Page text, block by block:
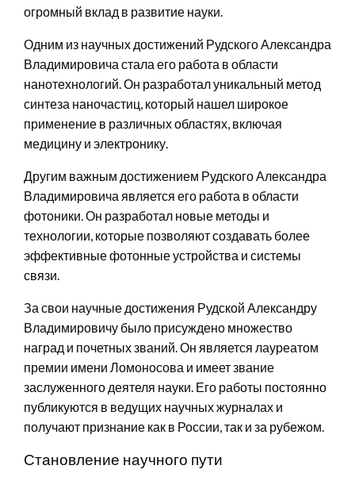
огромный вклад в развитие науки.
Одним из научных достижений Рудского Александра
Владимировича стала его работа в области
нанотехнологий. Он разработал уникальный метод
синтеза наночастиц, который нашел широкое
применение в различных областях, включая
медицину и электронику.
Другим важным достижением Рудского Александра
Владимировича является его работа в области
фотоники. Он разработал новые методы и
технологии, которые позволяют создавать более
эффективные фотонные устройства и системы
связи.
За свои научные достижения Рудской Александру
Владимировичу было присуждено множество
наград и почетных званий. Он является лауреатом
премии имени Ломоносова и имеет звание
заслуженного деятеля науки. Его работы постоянно
публикуются в ведущих научных журналах и
получают признание как в России, так и за рубежом.
Становление научного пути